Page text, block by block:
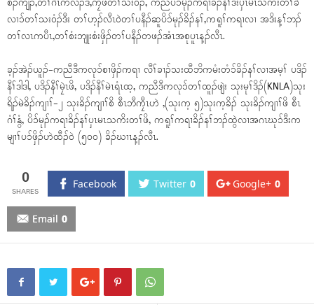
လၢၥ်တၢ်သး၀ံၣ်ဒီး တၢ်ဟ့ၣ်လီၤ၀ဲတၢ်ပနီၣ်ဆူပိၥ်မုၣ်ခိၣ်နၢ်,ကရူၢ်ကရၢလၢ အဒိးန့ၢ်ဘၣ်
တၢ်လၤကပီၤ,တၢ်စံးဘျုးစံးဖှိၣ်တၢ်ပနီၣ်တဖၣ်အံၤအစုပူၤန့ၣ်လီၤ.
ခ့ၣ်အဲၣ်ယူၣ်-ကညီဒီကလုၥ်စၢဖှိၣ်ကရၢ လီၢ်ခၢၣ်သးထီဘိကမံးတံၥ်ခိၣ်နၢ်လၢအမ့ၢ် ပဒိၣ်
နီၢ်ဒါဒါ, ပဒိၣ်နီၢ်မၠဲၤဖိ, ပဒိၣ်နီၢ်မဲၤရံၤထ့, ကညီဒီကလုၥ်တၢ်ထူၣ်ဖျဲး သုးမုၢ်ဒိၣ်(KNLA)သုး
ရိၣ်မဲခိၣ်ကျၢၢ်-၂ သုးခိၣ်ကျၢၢ်စိ စီၤဘီကၠီၤဟဲ ,(သုးက့ ၅)သုးက့ခိၣ် သုးခိၣ်ကျၢၢ်ဖိ စီၤ
ဂံၢ်နွံ, ပိၥ်မုၣ်ကရၢခိၣ်နၢ်ပှၤမၤသကိးတၢ်ဖိ, ကရူၢ်ကရၢခိၣ်နၢ်ဘၣ်ထွဲလၢအဂၤဃုၥ်ဒီးက
မျၢၢ်ပၥ်ဖှိၣ်ဟဲထီၣ်၀ဲ (၅၀၀) ခိၣ်ဃၢၤန့ၣ်လီၤ.
0 Facebook Twitter 0 Google+ 0
Email 0